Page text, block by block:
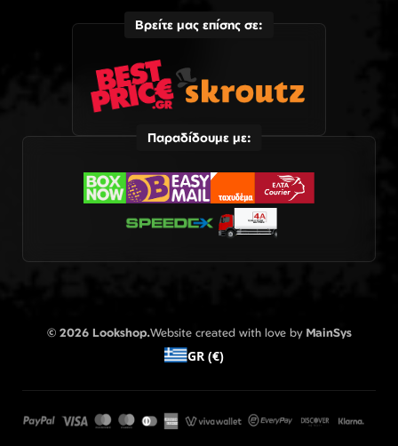
Βρείτε μας επίσης σε:
Παραδίδουμε με:
© 2026 Lookshop.Website created with love by MainSys
GR (€)